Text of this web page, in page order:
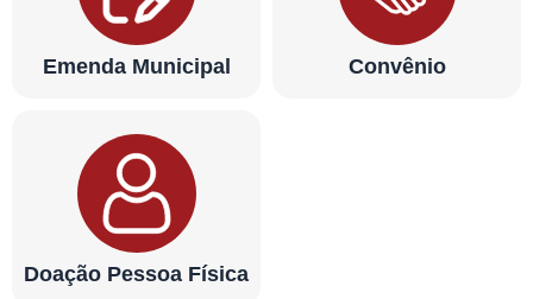
Emenda Municipal Convênio
Doação Pessoa Física